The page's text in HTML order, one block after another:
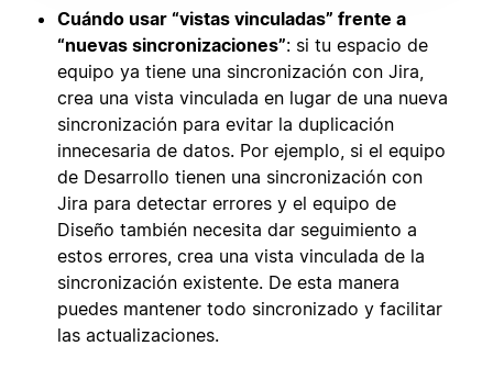
Cuándo usar “vistas vinculadas” frente a
“nuevas sincronizaciones”: si tu espacio de
equipo ya tiene una sincronización con Jira,
crea una vista vinculada en lugar de una nueva
sincronización para evitar la duplicación
innecesaria de datos. Por ejemplo, si el equipo
de Desarrollo tienen una sincronización con
Jira para detectar errores y el equipo de
Diseño también necesita dar seguimiento a
estos errores, crea una vista vinculada de la
sincronización existente. De esta manera
puedes mantener todo sincronizado y facilitar
las actualizaciones.